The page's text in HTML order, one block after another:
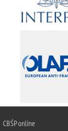
CBŚPonline